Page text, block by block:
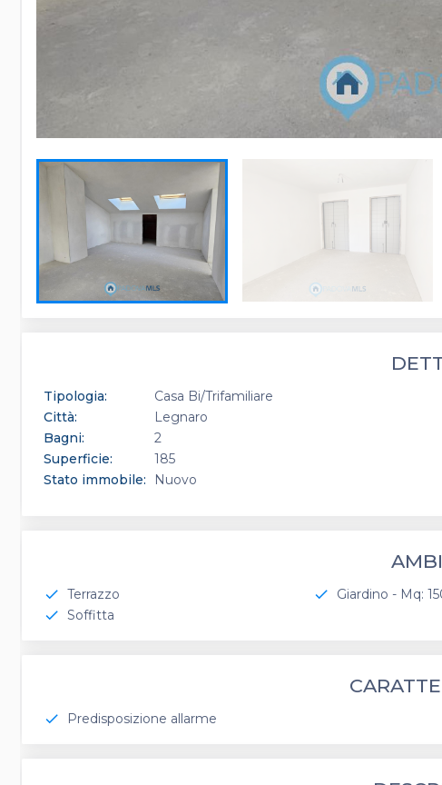
Tipologia: Casa Bi/Trifamiliare
Città:
Legnaro
Bagni:
2
Superficie:
185
Stato immobile:
Nuovo
check Terrazzo check Giardino - Mq:
check Soffitta
check Predisposizione allarme